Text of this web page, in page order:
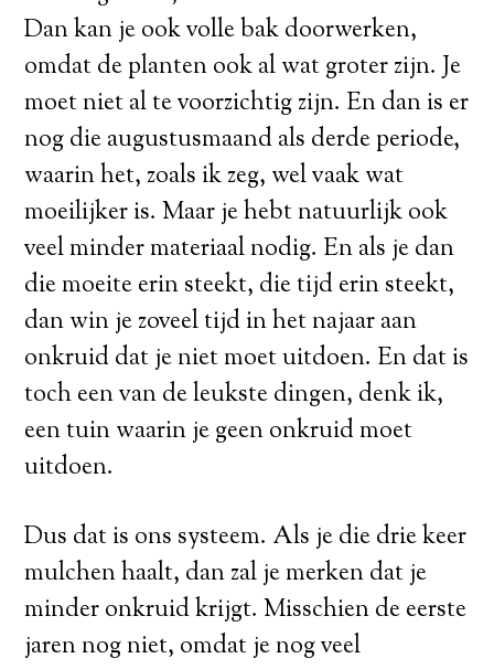
Dan kan je ook volle bak doorwerken,
omdat de planten ook al wat groter zijn. Je
moet niet al te voorzichtig zijn. En dan is er
nog die augustusmaand als derde periode,
waarin het, zoals ik zeg, wel vaak wat
moeilijker is. Maar je hebt natuurlijk ook
veel minder materiaal nodig. En als je dan
die moeite erin steekt, die tijd erin steekt,
dan win je zoveel tijd in het najaar aan
onkruid dat je niet moet uitdoen. En dat is
toch een van de leukste dingen, denk ik,
een tuin waarin je geen onkruid moet
uitdoen.
Dus dat is ons systeem. Als je die drie keer
mulchen haalt, dan zal je merken dat je
minder onkruid krijgt. Misschien de eerste
jaren nog niet, omdat je nog veel